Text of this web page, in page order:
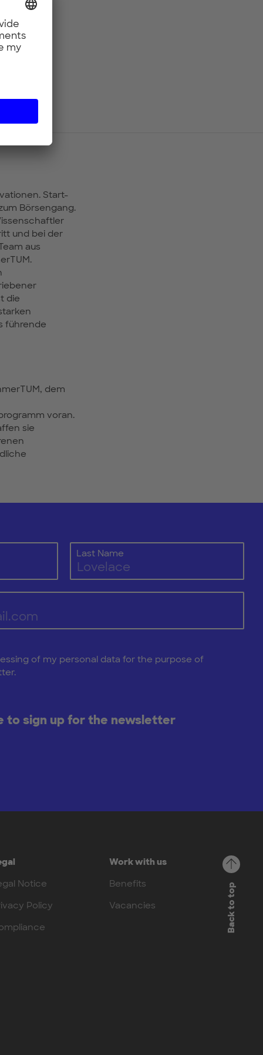
Start-
Börsengang.
und bei der
aus
die
führende
dem
voran.
sie
Last Name
of my personal data for the purpose of
to sign up for the newsletter
Notice
Policy
Work with us
Benefits
Vacancies
Back to top